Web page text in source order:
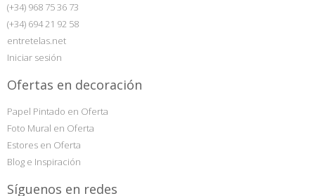
(+34) 968 75 36 73
(+34) 694 21 92 58
entretelas.net
Iniciar sesión
Ofertas en decoración
Papel Pintado en Oferta
Foto Mural en Oferta
Estores en Oferta
Blog e Inspiración
Síguenos en redes